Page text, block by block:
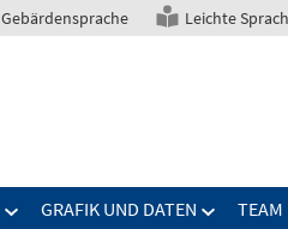
Gebärdensprache Leichte
GRAFIK UND DATEN TEAM